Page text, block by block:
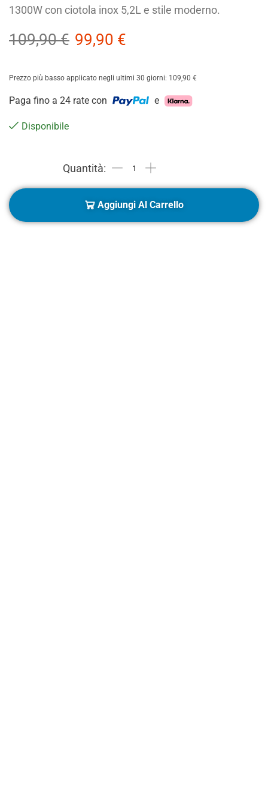
1300W con ciotola inox 5,2L e stile moderno.
109,90€ 99,90 €
Prezzo più basso applicato negli ultimi 30 giorni: 109,90 €
Paga fino a 24 rate con e
Disponibile
Aggiungi Al Carrello